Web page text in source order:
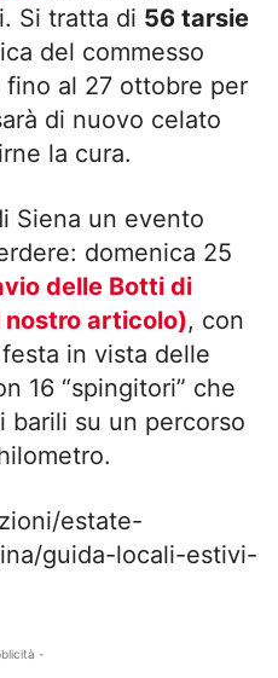
Si tratta di 56 tarsie
del commesso
fino al 27 ottobre per
di nuovo celato
la cura.
Siena un evento
domenica 25
delle Botti di
articolo), con
in vista delle
16 “spingitori” che
barili su un percorso
estate-
guida-locali-estivi-
-